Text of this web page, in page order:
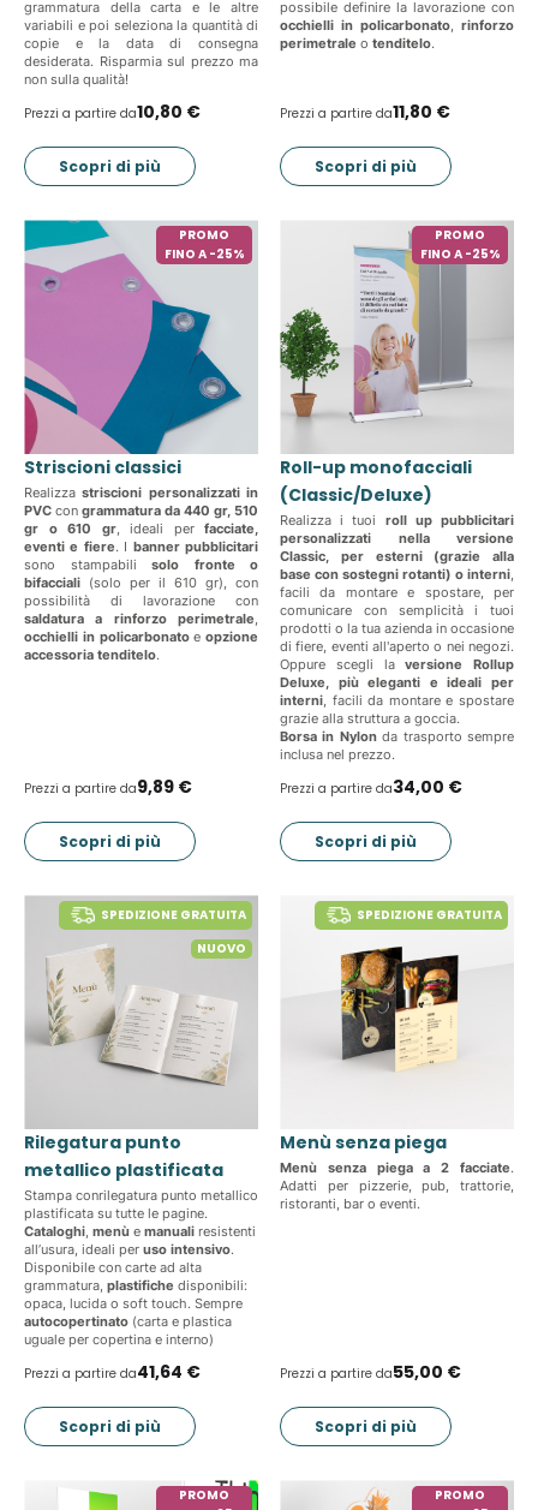
grammatura della carta e le altre
variabili e poi seleziona la quantità di
copie e la data di consegna
desiderata. Risparmia sul prezzo ma
non sulla qualità!
Prezzi a partire da10,80 €
Scopri di più
possibile definire la lavorazione con
occhielli in policarbonato, rinforzo
perimetrale o tenditelo.
Prezzi a partire da11,80 €
Scopri di più
PROMO
FINO A -25%
Striscioni classici
Realizzastriscioni personalizzati in
PVC con grammatura da 440 gr, 510
gr o 610 gr, ideali per facciate,
eventi e fiere. I banner pubblicitari
sono stampabili solo fronte o
bifacciali (solo per il 610 gr), con
possibilità di lavorazione con
saldatura a rinforzo perimetrale,
occhielli in policarbonatoe opzione
accessoria tenditelo.
Prezzi a partire da9,89 €
Scopri di più
PROMO
FINO A -25%
Roll-up monofacciali
(Classic/Deluxe)
Realizza i tuoi roll up pubblicitari
personalizzati nella versione
Classic, per esterni (grazie alla
base con sostegni rotanti) o interni,
facili da montare e spostare, per
comunicare con semplicità i tuoi
prodotti o la tua azienda in occasione
di fiere, eventi all'aperto o nei negozi.
Oppure scegli laversione Rollup
Deluxe, più eleganti e ideali per
interni, facili da montare e spostare
grazie alla struttura a goccia.
Borsa in Nylonda trasporto sempre
inclusa nel prezzo.
Prezzi a partire da34,00 €
Scopri di più
SPEDIZIONE GRATUITA
NUOVO
Rilegatura punto
metallico plastificata
Stampa conrilegatura punto metallico
plastificata su tutte le pagine.
Cataloghi, menù e manuali resistenti
all’usura, ideali per uso intensivo.
Disponibile con carte ad alta
grammatura, plastifiche disponibili:
opaca, lucida o soft touch. Sempre
autocopertinato (carta e plastica
uguale per copertina e interno)
Prezzi a partire da41,64 €
Scopri di più
SPEDIZIONE GRATUITA
Menù senza piega
Menù senza piega a 2 facciate.
Adatti per pizzerie, pub, trattorie,
ristoranti, bar o eventi.
Prezzi a partire da55,00 €
Scopri di più
PROMO
PROMO